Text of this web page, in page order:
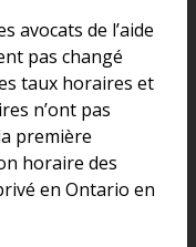
avocats de l’aide
pas changé
taux horaires et
n’ont pas
première
horaire des
en Ontario en